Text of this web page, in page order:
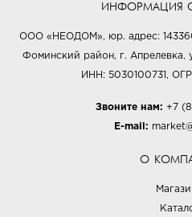
ИНФОРМАЦИЯ
ООО «НЕОДОМ», юр. адрес:
Фоминский район, г. Апрелевка,
ИНН: 5030100731,
Звоните нам: +7
E-mail:
О